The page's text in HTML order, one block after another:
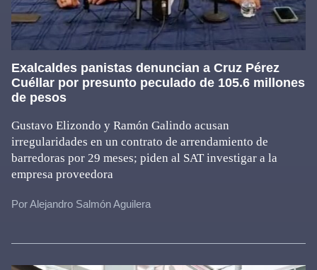
Exalcaldes panistas denuncian a Cruz Pérez
Cuéllar por presunto peculado de 105.6 millones
de pesos
Gustavo Elizondo y Ramón Galindo acusan
irregularidades en un contrato de arrendamiento de
barredoras por 29 meses; piden al SAT investigar a la
empresa proveedora
Por Alejandro Salmón Aguilera